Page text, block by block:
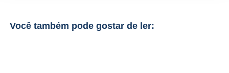
Você também pode gostar de ler: